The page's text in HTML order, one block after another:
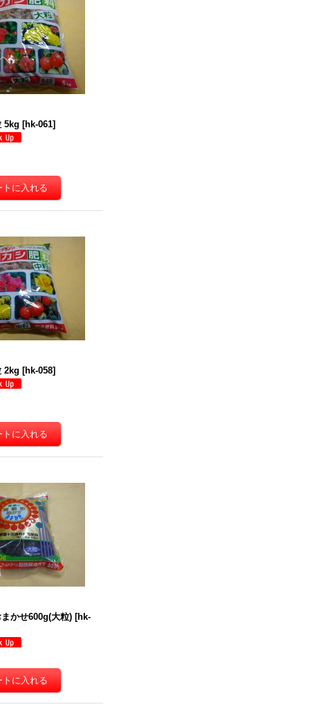
5kg [hk-061]
2kg [hk-058]
かせ600g(大粒) [hk-